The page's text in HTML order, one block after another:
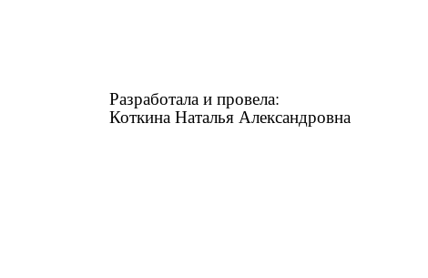
Разработала и провела:
Коткина Наталья Александровна